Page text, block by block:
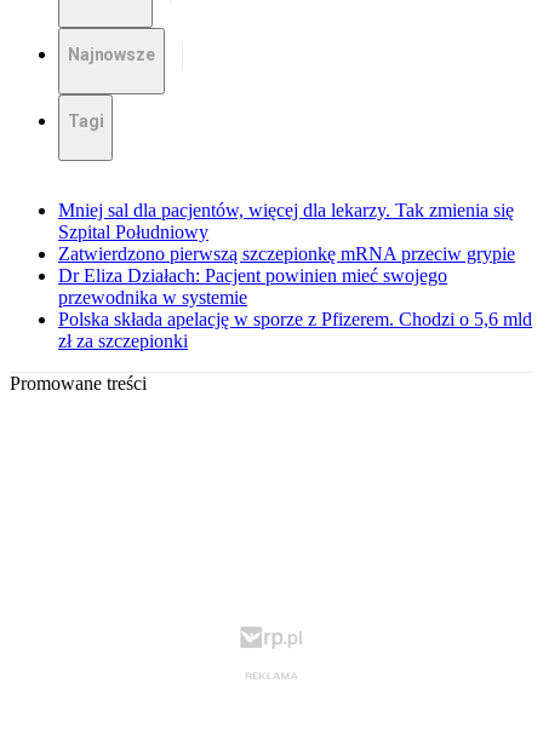
Najnowsze
Tagi
Mniej sal dla pacjentów, więcej dla lekarzy. Tak zmienia się
Szpital Południowy
Zatwierdzono pierwszą szczepionkę mRNA przeciw grypie
Dr Eliza Działach: Pacjent powinien mieć swojego
przewodnika w systemie
Polska składa apelację w sporze z Pfizerem. Chodzi o 5,6 mld
zł za szczepionki
Promowane treści